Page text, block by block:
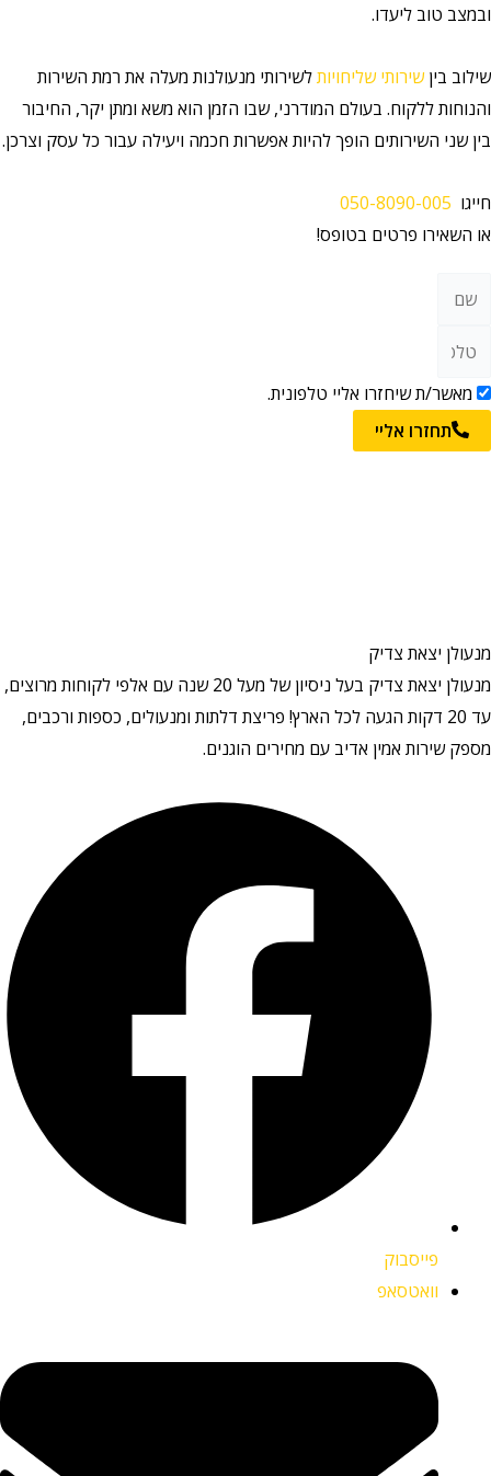
ובמצב טוב ליעדו.
שילוב ביןשירותי שליחויותלשירותי מנעולנות מעלה את רמת השירות
והנוחות ללקוח. בעולם המודרני, שבו הזמן הוא משא ומתן יקר, החיבור
בין שני השירותים הופך להיות אפשרות חכמה ויעילה עבור כל עסק וצרכן.
חייגו 050-8090-005
או השאירו פרטים בטופס!
מאשר/ת שיחזרו אליי טלפונית.
תחזרו אליי
מנעולן יצאת צדיק
מנעולן יצאת צדיק בעל ניסיון של מעל 20 שנה עם אלפי לקוחות מרוצים,
עד 20 דקות הגעה לכל הארץ! פריצת דלתות ומנעולים, כספות ורכבים,
מספק שירות אמין אדיב עם מחירים הוגנים.
פייסבוק
וואטסאפ